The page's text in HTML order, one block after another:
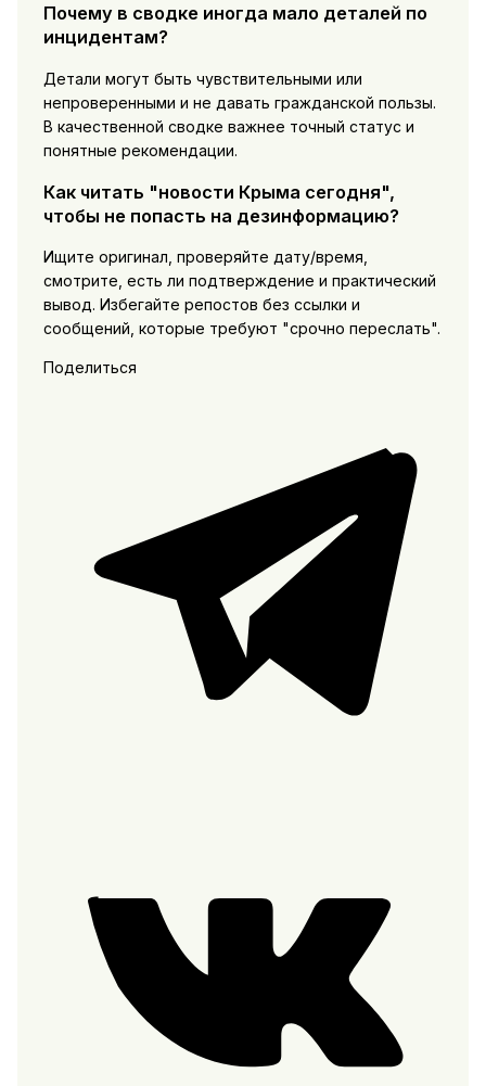
Почему в сводке иногда мало деталей по
инцидентам?
Детали могут быть чувствительными или
непроверенными и не давать гражданской пользы.
В качественной сводке важнее точный статус и
понятные рекомендации.
Как читать "новости Крыма сегодня",
чтобы не попасть на дезинформацию?
Ищите оригинал, проверяйте дату/время,
смотрите, есть ли подтверждение и практический
вывод. Избегайте репостов без ссылки и
сообщений, которые требуют "срочно переслать".
Поделиться